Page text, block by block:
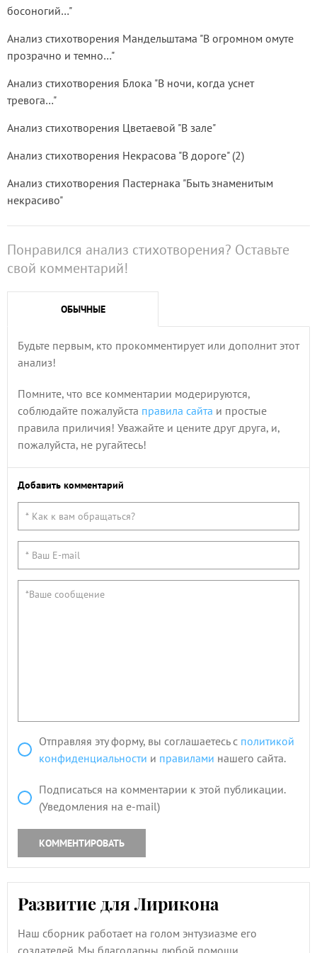
босоногий…"
Анализ стихотворения Мандельштама "В огромном омуте
прозрачно и темно…"
Анализ стихотворения Блока "В ночи, когда уснет
тревога…"
Анализ стихотворения Цветаевой "В зале"
Анализ стихотворения Некрасова "В дороге" (2)
Анализ стихотворения Пастернака "Быть знаменитым
некрасиво"
Понравился анализ стихотворения? Оставьте
свой комментарий!
ОБЫЧНЫЕ
Будьте первым, кто прокомментирует или дополнит этот
анализ!
Помните, что все комментарии модерируются,
соблюдайте пожалуйста правила сайта и простые
правила приличия! Уважайте и цените друг друга, и,
пожалуйста, не ругайтесь!
Добавить комментарий
Отправляя эту форму, вы соглашаетесь с политикой
конфиденциальности и правилами нашего сайта.
Подписаться на комментарии к этой публикации.
(Уведомления на e-mail)
КОММЕНТИРОВАТЬ
Развитие для Лирикона
Наш сборник работает на голом энтузиазме его
создателей. Мы благодарны любой помощи.